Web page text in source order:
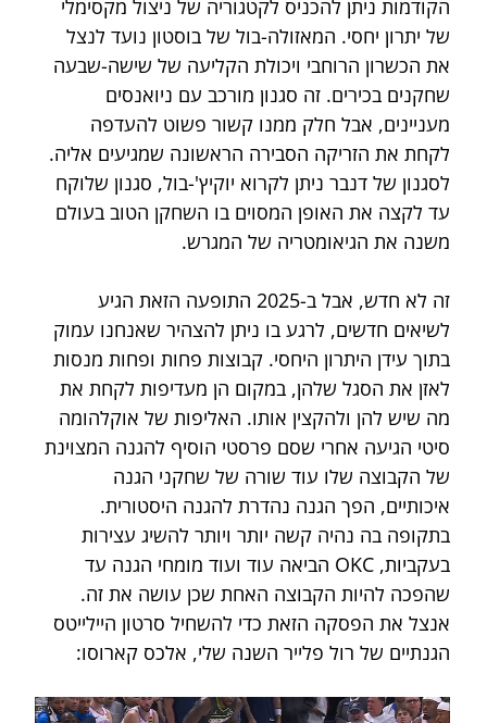
הקודמות ניתן להכניס לקטגוריה של ניצול מקסימלי
של יתרון יחסי. המאזולה-בול של בוסטון נועד לנצל
את הכשרון הרוחבי ויכולת הקליעה של שישה-שבעה
שחקנים בכירים. זה סגנון מורכב עם ניואנסים
מעניינים, אבל חלק ממנו קשור פשוט להעדפה
לקחת את הזריקה הסבירה הראשונה שמגיעים אליה.
לסגנון של דנבר ניתן לקרוא יוקיץ'-בול, סגנון שלוקח
עד לקצה את האופן המסוים בו השחקן הטוב בעולם
משנה את הגיאומטריה של המגרש.
זה לא חדש, אבל ב-2025 התופעה הזאת הגיע
לשיאים חדשים, לרגע בו ניתן להצהיר שאנחנו עמוק
בתוך עידן היתרון היחסי. קבוצות פחות ופחות מנסות
לאזן את הסגל שלהן, במקום הן מעדיפות לקחת את
מה שיש להן ולהקצין אותו. האליפות של אוקלהומה
סיטי הגיעה אחרי שסם פרסטי הוסיף להגנה המצוינת
של הקבוצה שלו עוד שורה של שחקני הגנה
איכותיים, הפך הגנה נהדרת להגנה היסטורית.
בתקופה בה נהיה קשה יותר ויותר להשיג עצירות
בעקביות, OKC הביאה עוד ועוד מומחי הגנה עד
שהפכה להיות הקבוצה האחת שכן עושה את זה.
אנצל את הפסקה הזאת כדי להשחיל סרטון היילייטס
הגנתיים של רול פלייר השנה שלי, אלכס קארוסו: